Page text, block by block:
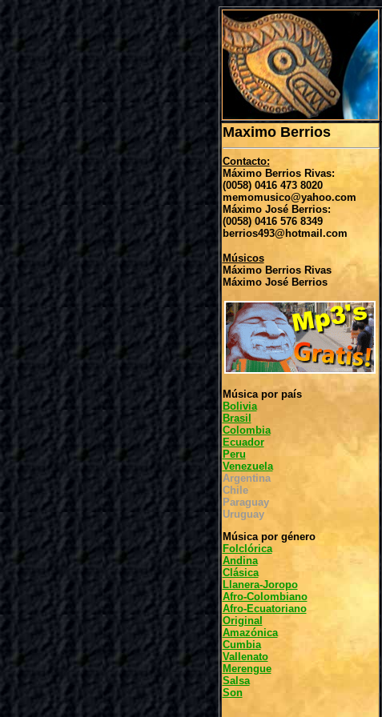
Maximo Berrios
Contacto:
Máximo Berrios Rivas:
(0058) 0416 473 8020
memomusico@yahoo.com
Máximo José Berrios:
(0058) 0416 576 8349
berrios493@hotmail.com
Músicos
Máximo Berrios Rivas
Máximo José Berrios
Música por país
Bolivia
Brasil
Colombia
Ecuador
Peru
Venezuela
Argentina
Chile
Paraguay
Uruguay
Música por género
Folclórica
Andina
Clásica
Llanera-Joropo
Afro-Colombiano
Afro-Ecuatoriano
Original
Amazónica
Cumbia
Vallenato
Merengue
Salsa
Son